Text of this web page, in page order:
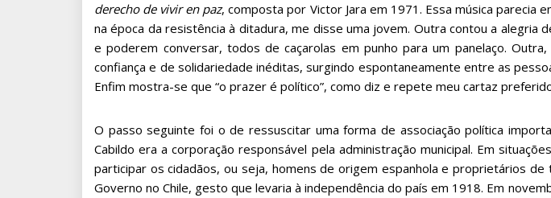
derecho de vivir en paz, composta por Victor Jara em 1971. Essa música
na época da resistência à ditadura, me disse uma jovem. Outra contou a
e poderem conversar, todos de caçarolas em punho para um panelaço.
confiança e de solidariedade inéditas, surgindo espontaneamente entre as
Enfim mostra-se que “o prazer é político”, como diz e repete meu cartaz
O passo seguinte foi o de ressuscitar uma forma de associação política
Cabildo era a corporação responsável pela administração municipal. Em
participar os cidadãos, ou seja, homens de origem espanhola e proprietários
Governo no Chile, gesto que levaria à independência do país em 1918. Em